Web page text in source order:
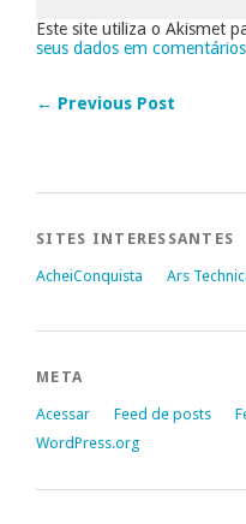
Este site utiliza o Akismet
seus dados em
← Previous Post
SITES INTERESSANTES
AcheiConquista Ars
META
Acessar Feed de posts
WordPress.org